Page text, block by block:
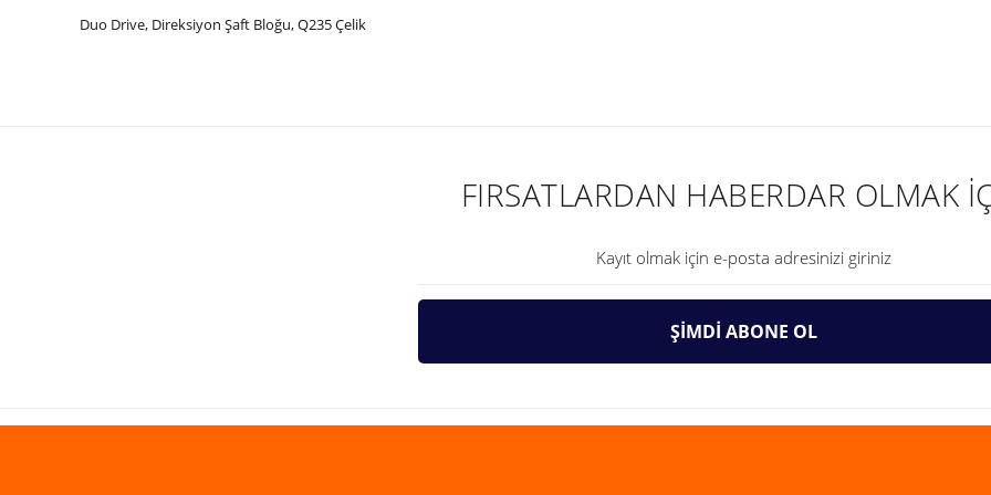
Duo Drive, Direksiyon Şaft Bloğu, Q235 Çelik
Gönder
FIRSATLARDAN HABERDAR OLMAK
ŞİMDİ ABONE OL